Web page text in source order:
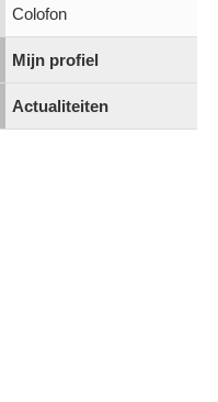
Colofon
Mijn profiel
Actualiteiten